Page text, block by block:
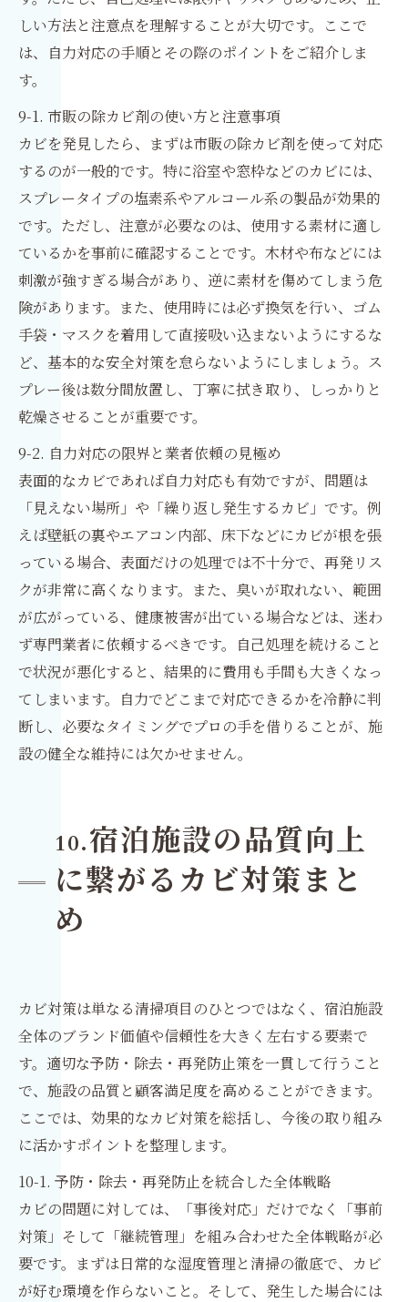
しい方法と注意点を理解することが大切です。ここで
は、自力対応の手順とその際のポイントをご紹介しま
す。
9-1. 市販の除カビ剤の使い方と注意事項
カビを発見したら、まずは市販の除カビ剤を使って対応
するのが一般的です。特に浴室や窓枠などのカビには、
スプレータイプの塩素系やアルコール系の製品が効果的
です。ただし、注意が必要なのは、使用する素材に適し
ているかを事前に確認することです。木材や布などには
刺激が強すぎる場合があり、逆に素材を傷めてしまう危
険があります。また、使用時には必ず換気を行い、ゴム
手袋・マスクを着用して直接吸い込まないようにするな
ど、基本的な安全対策を怠らないようにしましょう。ス
プレー後は数分間放置し、丁寧に拭き取り、しっかりと
乾燥させることが重要です。
9-2. 自力対応の限界と業者依頼の見極め
表面的なカビであれば自力対応も有効ですが、問題は
「見えない場所」や「繰り返し発生するカビ」です。例
えば壁紙の裏やエアコン内部、床下などにカビが根を張
っている場合、表面だけの処理では不十分で、再発リス
クが非常に高くなります。また、臭いが取れない、範囲
が広がっている、健康被害が出ている場合などは、迷わ
ず専門業者に依頼するべきです。自己処理を続けること
で状況が悪化すると、結果的に費用も手間も大きくなっ
てしまいます。自力でどこまで対応できるかを冷静に判
断し、必要なタイミングでプロの手を借りることが、施
設の健全な維持には欠かせません。
10.宿泊施設の品質向上
に繋がるカビ対策まと
め
カビ対策は単なる清掃項目のひとつではなく、宿泊施設
全体のブランド価値や信頼性を大きく左右する要素で
す。適切な予防・除去・再発防止策を一貫して行うこと
で、施設の品質と顧客満足度を高めることができます。
ここでは、効果的なカビ対策を総括し、今後の取り組み
に活かすポイントを整理します。
10-1. 予防・除去・再発防止を統合した全体戦略
カビの問題に対しては、「事後対応」だけでなく「事前
対策」そして「継続管理」を組み合わせた全体戦略が必
要です。まずは日常的な湿度管理と清掃の徹底で、カビ
が好む環境を作らないこと。そして、発生した場合には